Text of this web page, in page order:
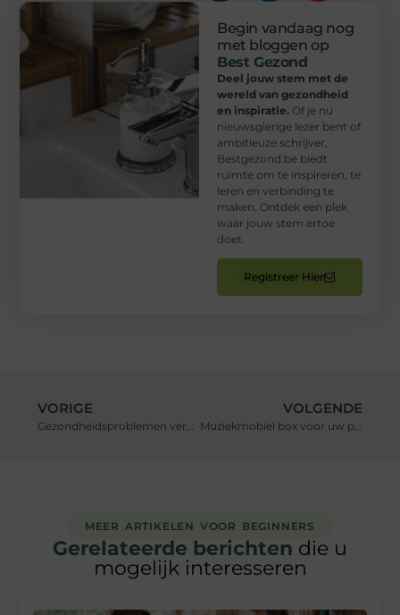
Begin vandaag nog
met bloggen op
Best Gezond
Deel jouw stem met de
wereld van gezondheid
en inspiratie.Of je nu
nieuwsgierige lezer bent of
ambitieuze schrijver,
Bestgezond.be biedt
ruimte om te inspireren, te
leren en verbinding te
maken. Ontdek een plek
waar jouw stem ertoe
doet.
Registreer Hier
VORIGE
Gezondheidsproblemen veroorzaakt door slechte mondhygiëne
VOLGENDE
Muziekmobiel box voor uw pasgeboren kindje
MEER ARTIKELEN VOOR BEGINNERS
Gerelateerde berichten die u
mogelijk interesseren